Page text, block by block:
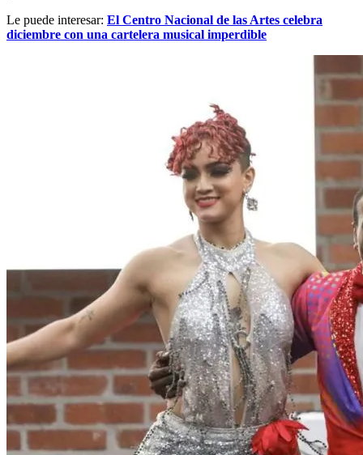
Le puede interesar: El Centro Nacional de las Artes celebra
diciembre con una cartelera musical imperdible